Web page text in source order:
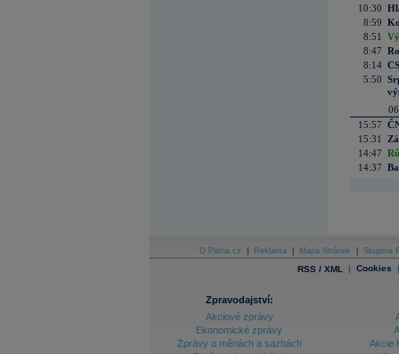
10:30
8:59
8:51
8:47
8:14
5:50
15:57
15:31
14:47
14:37
O Patria.cz Reklama Mapa Stránek Skupina
RSS / XML | Cookies |
Zpravodajství:
Akciové zprávy
Ekonomické zprávy
Zprávy o měnách a sazbách
Akcie